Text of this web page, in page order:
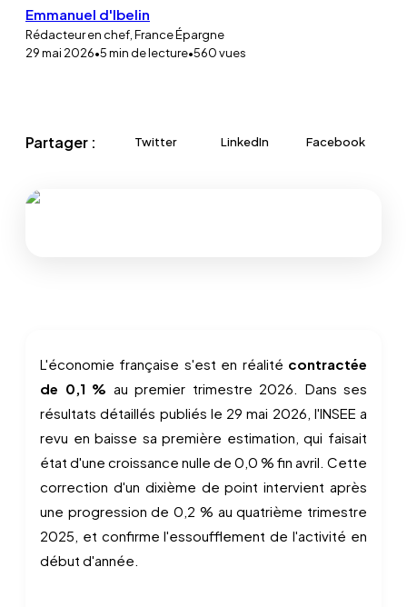
Emmanuel d'Ibelin
Rédacteur en chef, France Épargne
29 mai 2026•5min de lecture•560vues
Partager : Twitter LinkedIn Facebook
L'économie française s'est en réalité contractée
de 0,1 % au premier trimestre 2026. Dans ses
résultats détaillés publiés le 29 mai 2026, l'INSEE a
revu en baisse sa première estimation, qui faisait
état d'une croissance nulle de 0,0 % fin avril. Cette
correction d'un dixième de point intervient après
une progression de 0,2 % au quatrième trimestre
2025, et confirme l'essoufflement de l'activité en
début d'année.